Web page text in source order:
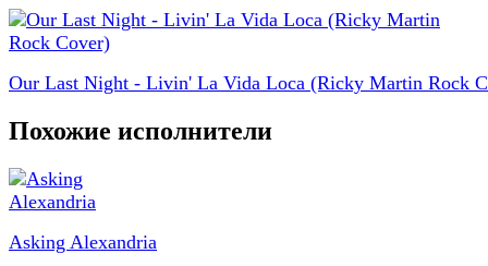
Our Last Night - Livin' La Vida Loca (Ricky Martin Rock
Похожие исполнители
Asking Alexandria